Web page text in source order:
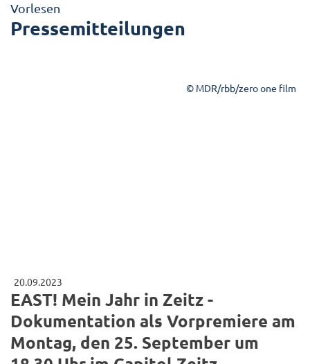
Vorlesen
Pressemitteilungen
© MDR/rbb/zero one film
20.09.2023
EAST! Mein Jahr in Zeitz -
Dokumentation als Vorpremiere am
Montag, den 25. September um